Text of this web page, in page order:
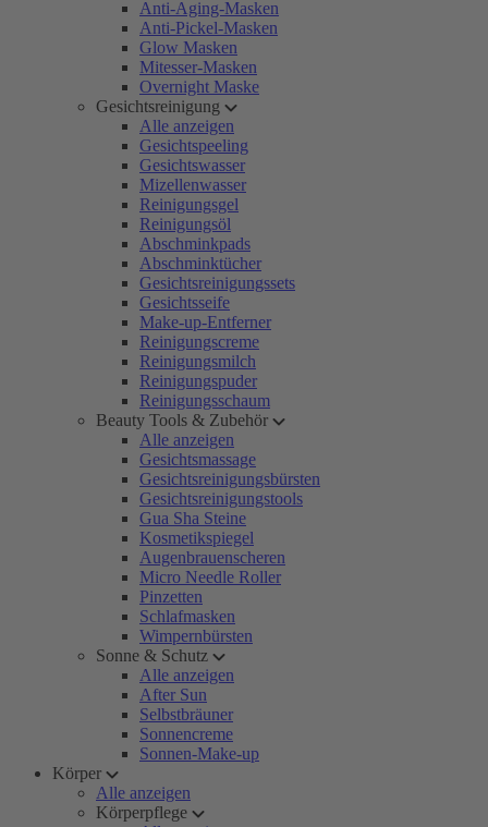
Anti-Aging-Masken
Anti-Pickel-Masken
Glow Masken
Mitesser-Masken
Overnight Maske
Gesichtsreinigung
Alle anzeigen
Gesichtspeeling
Gesichtswasser
Mizellenwasser
Reinigungsgel
Reinigungsöl
Abschminkpads
Abschminktücher
Gesichtsreinigungssets
Gesichtsseife
Make-up-Entferner
Reinigungscreme
Reinigungsmilch
Reinigungspuder
Reinigungsschaum
Beauty Tools & Zubehör
Alle anzeigen
Gesichtsmassage
Gesichtsreinigungsbürsten
Gesichtsreinigungstools
Gua Sha Steine
Kosmetikspiegel
Augenbrauenscheren
Micro Needle Roller
Pinzetten
Schlafmasken
Wimpernbürsten
Sonne & Schutz
Alle anzeigen
After Sun
Selbstbräuner
Sonnencreme
Sonnen-Make-up
Körper
Alle anzeigen
Körperpflege